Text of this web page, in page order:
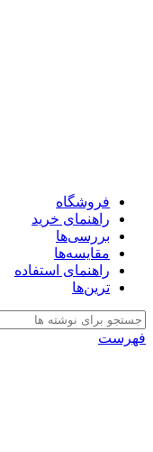
فروشگاه
راهنمای خرید
بررسی‌ها
مقایسه‌ها
راهنمای استفاده
ترین‌ها
فهرست